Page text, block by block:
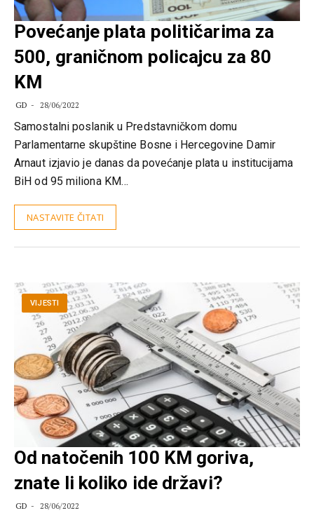
Povećanje plata političarima za
500, graničnom policajcu za 80
KM
GD 28/06/2022
Samostalni poslanik u Predstavničkom domu
Parlamentarne skupštine Bosne i Hercegovine Damir
Arnaut izjavio je danas da povećanje plata u institucijama
BiH od 95 miliona KM…
NASTAVITE ČITATI
VIJESTI
Od natočenih 100 KM goriva,
znate li koliko ide državi?
GD 28/06/2022